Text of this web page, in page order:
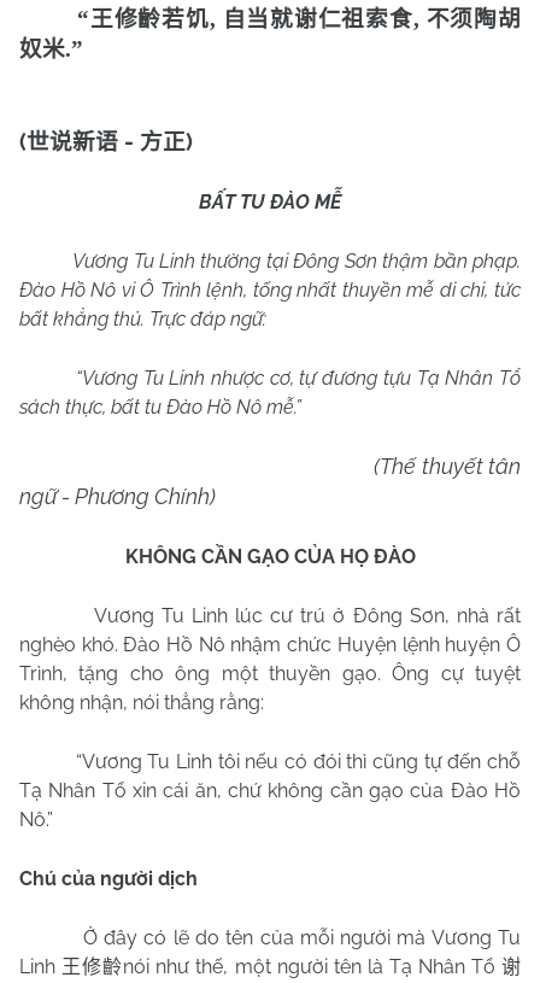
“王修齡若饥, 自当就谢仁祖索食, 不须陶胡
奴米.”
(世说新语 - 方正)
BẤT TU ĐÀO MỄ
Vương Tu Linh thường tại Đông Sơn thậm bần phạp.
Đào Hồ Nô vi Ô Trình lệnh, tống nhất thuyền mễ di chi, tức
bất khẳng thủ. Trực đáp ngữ:
“Vương Tu Linh nhược cơ, tự đương tựu Tạ Nhân Tổ
sách thực, bất tu Đào Hồ Nô mễ.”
(Thế thuyết tân
ngữ - Phương Chính)
KHÔNG CẦN GẠO CỦA HỌ ĐÀO
Vương Tu Linh lúc cư trú ở Đông Sơn, nhà rất
nghèo khó. Đào Hồ Nô nhậm chức Huyện lệnh huyện Ô
Trình, tặng cho ông một thuyền gạo. Ông cự tuyệt
không nhận, nói thẳng rằng:
“Vương Tu Linh tôi nếu có đói thì cũng tự đến chỗ
Tạ Nhân Tổ xin cái ăn, chứ không cần gạo của Đào Hồ
Nô.”
Chú của người dịch
Ở đây có lẽ do tên của mỗi người mà Vương Tu
Linh 王修齡nói như thế, một người tên là Tạ Nhân Tổ谢